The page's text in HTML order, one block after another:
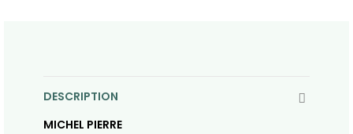
DESCRIPTION
MICHEL PIERRE